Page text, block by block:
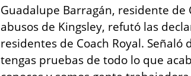
Guadalupe Barragán, residente de
abusos de Kingsley, refutó las
residentes de Coach Royal. Señaló
tengas pruebas de todo lo que